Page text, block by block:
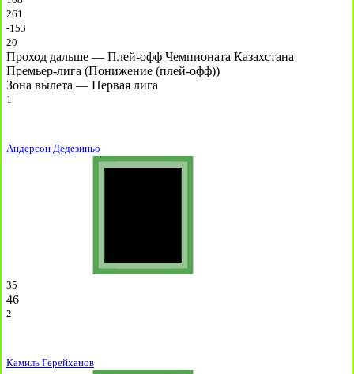
261
-153
20
Проход дальше — Плей-офф Чемпионата Казахстана
Премьер-лига (Понижение (плей-офф))
Зона вылета — Первая лига
1
Андерсон Дедезиньо
35
46
2
Камиль Герейханов